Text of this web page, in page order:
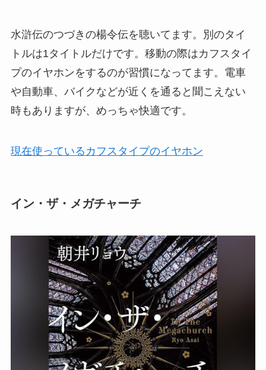
水滸伝のつづきの楊令伝を聴いてます。別のタイ
トルは1タイトルだけです。移動の際はカフスタイ
プのイヤホンをするのが習慣になってます。電車
や自動車、バイクなどが近くを通ると聞こえない
時もありますが、めっちゃ快適です。
現在使っているカフスタイプのイヤホン
イン・ザ・メガチャーチ